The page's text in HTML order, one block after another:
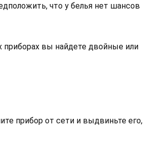
что у белья нет шансов
приборах вы найдете двойные или
прибор от сети и выдвиньте его,